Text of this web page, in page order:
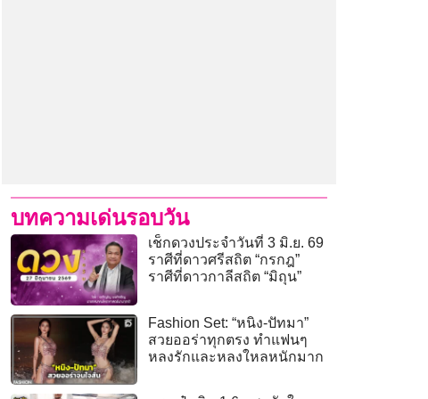
บทความเด่นรอบวัน
เช็กดวงประจำวันที่ 3 มิ.ย. 69
ราศีที่ดาวศรีสถิต “กรกฎ”
ราศีที่ดาวกาลีสถิต “มิถุน”
Fashion Set: “หนิง-ปัทมา”
สวยออร่าทุกตรง ทำแฟนๆ
หลงรักและหลงใหลหนักมาก